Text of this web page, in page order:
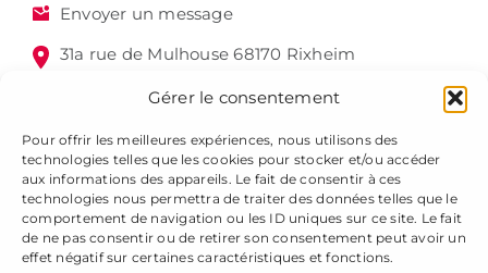
Gérer le consentement
Pour offrir les meilleures expériences, nous utilisons des
technologies telles que les cookies pour stocker et/ou accéder
aux informations des appareils. Le fait de consentir à ces
technologies nous permettra de traiter des données telles que le
comportement de navigation ou les ID uniques sur ce site. Le fait
de ne pas consentir ou de retirer son consentement peut avoir un
effet négatif sur certaines caractéristiques et fonctions.
Envoyer un message
31a rue de Mulhouse 68170 Rixheim
Alsagraphic 2025 - Tous droits réservés -Mentions légales